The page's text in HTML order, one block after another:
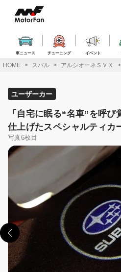
ス
車ニュース チューニング イベント
HOME スバル アルシオーネＳＶＸ
ユーザーカー
「自宅に眠る“名車”を呼
仕上げたスペシャルティカ
写真6枚目